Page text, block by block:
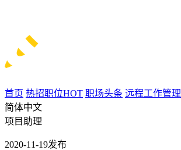
首页 热招职位HOT 职场头条 远程工作管理
简体中文
项目助理
2020-11-19发布